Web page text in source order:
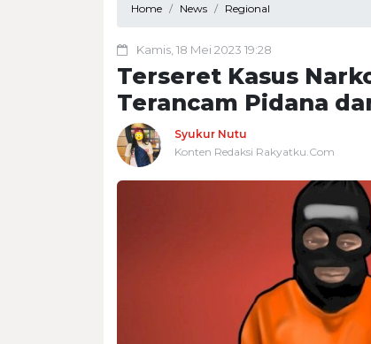
Home News Regional
Kamis, 18 Mei 2023 19:28
Terseret Kasus
Terancam Pidana
Syukur Nutu
Konten Redaksi Rakyatku.Com